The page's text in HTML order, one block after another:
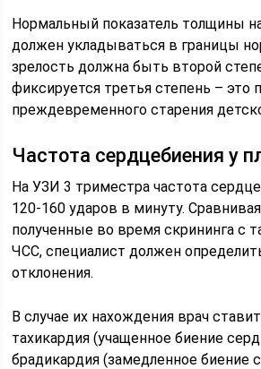
Нормальный показатель толщины
должен укладываться в границы
зрелость должна быть второй
фиксируется третья степень – это
преждевременного старения
Частота сердцебиения у
На УЗИ 3 триместра частота
120-160 ударов в минуту.
полученные во время скрининга с
ЧСС, специалист должен
отклонения.
В случае их нахождения врач
тахикардия (учащенное биение
брадикардия (замедленное биение